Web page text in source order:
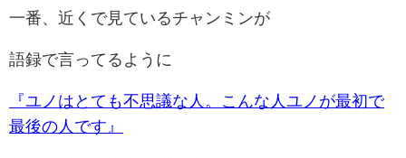
一番、近くで見ているチャンミンが
語録で言ってるように
『ユノはとても不思議な人。こんな人ユノが最初で
最後の人です』